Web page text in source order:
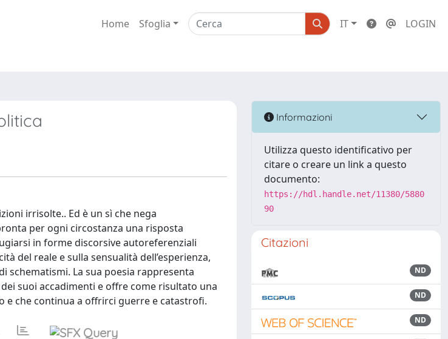
Home Sfoglia IT LOGIN
irrisolte.. Ed è un sì che nega
per ogni circostanza una risposta
in forme discorsive autoreferenziali
del reale e sulla sensualità dell’esperienza,
schematismi. La sua poesia rappresenta
suoi accadimenti e offre come risultato una
e che continua a offrirci guerre e catastrofi.
Informazioni
Utilizza questo identificativo per
citare o creare un link a questo
documento:
https://hdl.handle.net/11380/5880
90
Citazioni
ND
ND
ND